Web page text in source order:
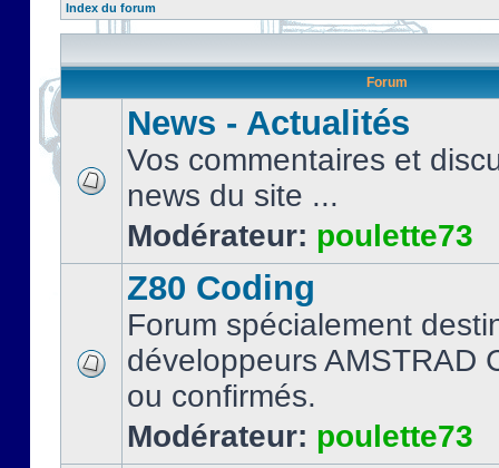
Index du forum
Forum
News - Actualités
Vos commentaires et
news du site ...
Modérateur: poulette73
Z80 Coding
Forum spécialement
développeurs AMSTRAD
ou confirmés.
Modérateur: poulette73